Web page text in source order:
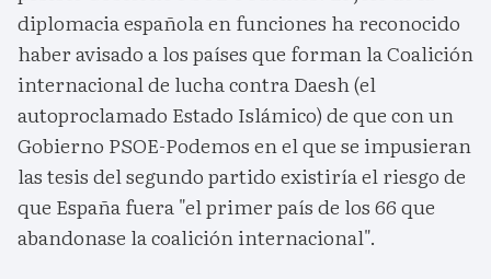
diplomacia española en funciones ha reconocido
haber avisado a los países que forman la Coalición
internacional de lucha contra Daesh (el
autoproclamado Estado Islámico) de que con un
Gobierno PSOE-Podemos en el que se impusieran
las tesis del segundo partido existiría el riesgo de
que España fuera "el primer país de los 66 que
abandonase la coalición internacional".